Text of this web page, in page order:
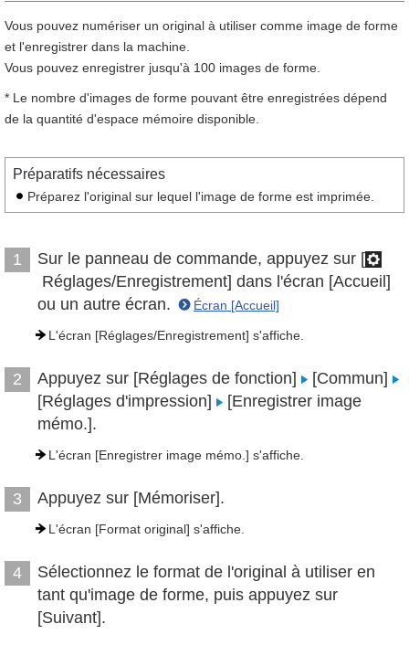
Vous pouvez numériser un original à utiliser comme image de forme
et l'enregistrer dans la machine.
Vous pouvez enregistrer jusqu'à 100 images de forme.
* Le nombre d'images de forme pouvant être enregistrées dépend
de la quantité d'espace mémoire disponible.
Préparatifs nécessaires
Préparez l'original sur lequel l'image de forme est imprimée.
1
Sur le panneau de commande, appuyez sur [
Réglages/Enregistrement] dans l'écran [Accueil]
ou un autre écran.
Écran [Accueil]
L'écran [Réglages/Enregistrement] s'affiche.
2 Appuyez sur [Réglages de fonction]
[Commun]
[Réglages d'impression]
[Enregistrer image
mémo.].
L'écran [Enregistrer image mémo.] s'affiche.
3 Appuyez sur [Mémoriser].
L'écran [Format original] s'affiche.
4
Sélectionnez le format de l'original à utiliser en
tant qu'image de forme, puis appuyez sur
[Suivant].